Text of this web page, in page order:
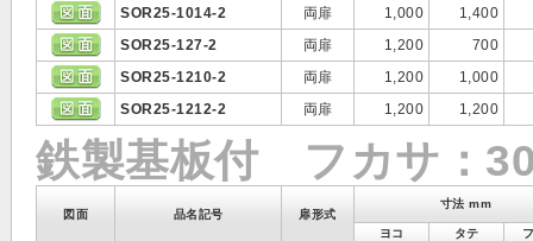
SOR25-1014-2
両扉 1,000
1,400
SOR25-127-2
両扉 1,200
700
SOR25-1210-2
両扉 1,200
1,000
SOR25-1212-2
両扉 1,200 1,200
鉄製基板付 フカサ：
図面 品名記号 扉形式
寸法 mm
ヨコ タテ